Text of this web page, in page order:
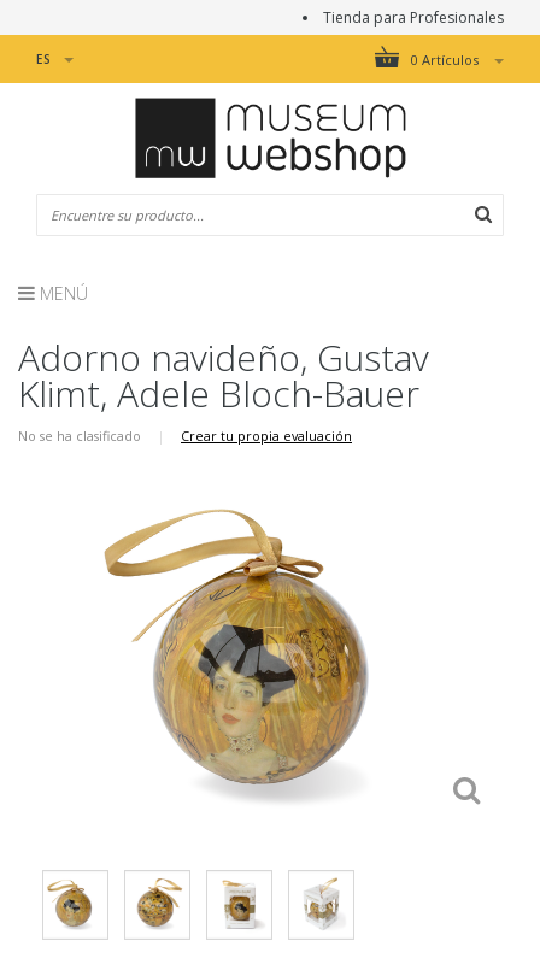
Tienda para Profesionales
0 Artículos
ES
MENÚ
Adorno navideño, Gustav
Klimt, Adele Bloch-Bauer
No se ha clasificado | Crear tu propia evaluación